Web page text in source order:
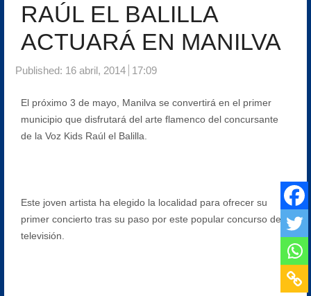
RAÚL EL BALILLA
ACTUARÁ EN MANILVA
Published: 16 abril, 2014 17:09
El próximo 3 de mayo, Manilva se convertirá en el primer
municipio que disfrutará del arte flamenco del concursante
de la Voz Kids Raúl el Balilla.
Este joven artista ha elegido la localidad para ofrecer su
primer concierto tras su paso por este popular concurso de
televisión.